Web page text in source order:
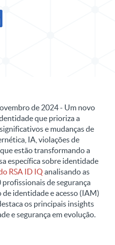
de 2024 - Um novo
que prioriza a
e mudanças de
IA, violações de
estão transformando a
específica sobre identidade
RSA ID IQ analisando as
profissionais de segurança
identidade e acesso (IAM)
os principais insights
e segurança em evolução.